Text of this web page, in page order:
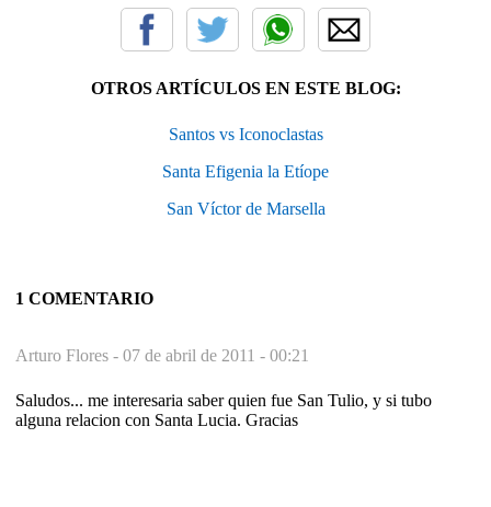
OTROS ARTÍCULOS EN ESTE BLOG:
Santos vs Iconoclastas
Santa Efigenia la Etíope
San Víctor de Marsella
1 COMENTARIO
Arturo Flores - 07 de abril de 2011 - 00:21
Saludos... me interesaria saber quien fue San Tulio, y si tubo
alguna relacion con Santa Lucia. Gracias